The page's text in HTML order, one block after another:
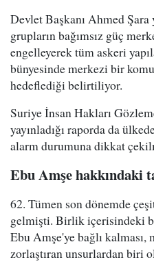
Devlet Başkanı Ahmed
grupların bağımsız güç
engelleyerek tüm askeri
bünyesinde merkezi bir
hedeflediği belirtiliyor.
Suriye İnsan Hakları
yayınladığı raporda da
alarm durumuna dikkat
Ebu Amşe hakkındaki
62. Tümen son dönemde
gelmişti. Birlik içerisindeki
Ebu Amşe'ye bağlı
zorlaştıran unsurlardan biri